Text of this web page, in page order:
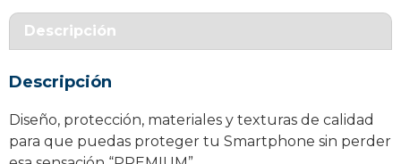
iPhone
/
14
cantidad
Descripción
Descripción
Diseño, protección, materiales y texturas de calidad
para que puedas proteger tu Smartphone sin perder